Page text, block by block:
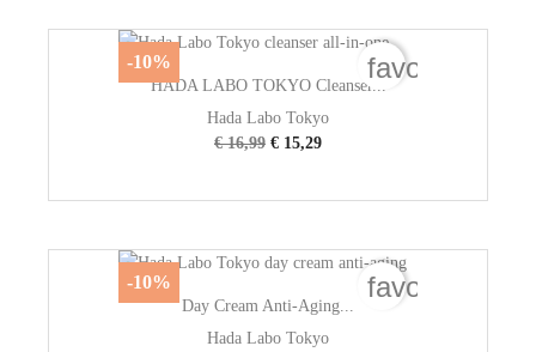
HADA LABO TOKYO Cleanser...
Hada Labo Tokyo
€ 16,99 € 15,29
-10%
Day Cream Anti-Aging...
Hada Labo Tokyo
-10%